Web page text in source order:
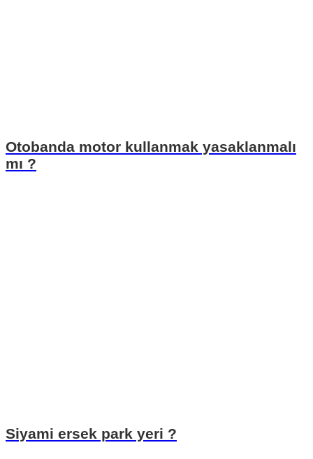
Otobanda motor kullanmak yasaklanmalı
mı ?
Siyami ersek park yeri ?